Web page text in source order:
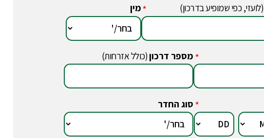
(לועזי, כפי שמופיע בדרכון) *מין
*מספר דרכון(כולל אזרחות)
*סוג החדר